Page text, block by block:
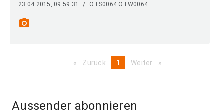
23.04.2015, 09:59:31 / OTS0064 OTW0064
photo_camera
Zurück pageYou're
1 Weiter page
Aussender abonnieren